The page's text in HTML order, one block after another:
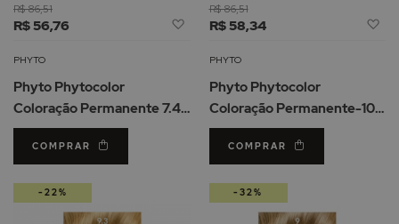
R$ 56,76
R$ 86,51
Adicionar
Lista
Desejos
PHYTO
Phyto Phytocolor
Coloração Permanente 7.43
Louro Acobreado Dourado
COMPRAR
R$ 58,34
R$ 86,51
PHYTO
Phyto Phytocolor
Coloração Permanente-10
Louro Extra Claro
COMPRAR
-22% -32%